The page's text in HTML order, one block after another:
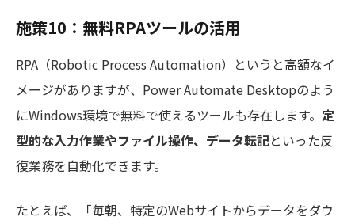
施策10：無料RPAツールの活用
RPA（Robotic Process Automation）というと高額なイ
メージがありますが、Power Automate Desktopのよう
にWindows環境で無料で使えるツールも存在します。 定
型的な入力作業やファイル操作、データ転記といった反
復業務を自動化できます。
たとえば、「毎朝、特定のWebサイトからデータをダウ